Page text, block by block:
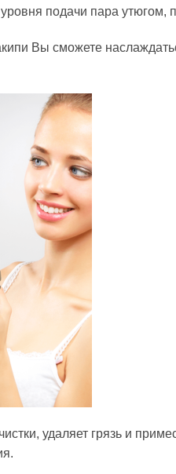
подачи пара утюгом,
Вы сможете
удаляет грязь и